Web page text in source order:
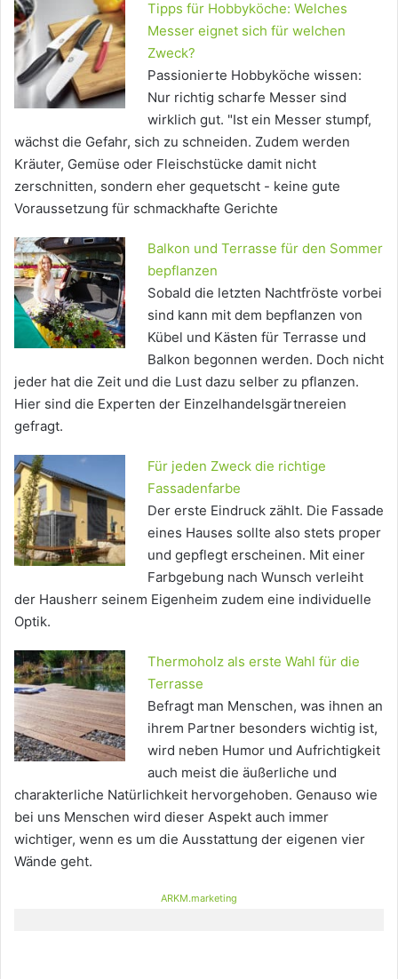
Tipps für Hobbyköche: Welches
Messer eignet sich für welchen
Zweck?
Passionierte Hobbyköche wissen:
Nur richtig scharfe Messer sind
wirklich gut. "Ist ein Messer stumpf,
wächst die Gefahr, sich zu schneiden. Zudem werden
Kräuter, Gemüse oder Fleischstücke damit nicht
zerschnitten, sondern eher gequetscht - keine gute
Voraussetzung für schmackhafte Gerichte
Balkon und Terrasse für den Sommer
bepflanzen
Sobald die letzten Nachtfröste vorbei
sind kann mit dem bepflanzen von
Kübel und Kästen für Terrasse und
Balkon begonnen werden. Doch nicht
jeder hat die Zeit und die Lust dazu selber zu pflanzen.
Hier sind die Experten der Einzelhandelsgärtnereien
gefragt.
Für jeden Zweck die richtige
Fassadenfarbe
Der erste Eindruck zählt. Die Fassade
eines Hauses sollte also stets proper
und gepflegt erscheinen. Mit einer
Farbgebung nach Wunsch verleiht
der Hausherr seinem Eigenheim zudem eine individuelle
Optik.
Thermoholz als erste Wahl für die
Terrasse
Befragt man Menschen, was ihnen an
ihrem Partner besonders wichtig ist,
wird neben Humor und Aufrichtigkeit
auch meist die äußerliche und
charakterliche Natürlichkeit hervorgehoben. Genauso wie
bei uns Menschen wird dieser Aspekt auch immer
wichtiger, wenn es um die Ausstattung der eigenen vier
Wände geht.
ARKM.marketing